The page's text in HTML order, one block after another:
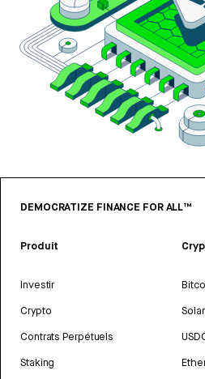
DEMOCRATIZE FINANCE FOR ALL™
Produit
Investir
Crypto
Contrats Perpétuels
Staking